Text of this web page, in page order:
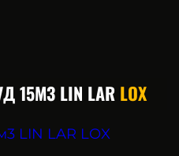
15М3 LIN LAR LOX